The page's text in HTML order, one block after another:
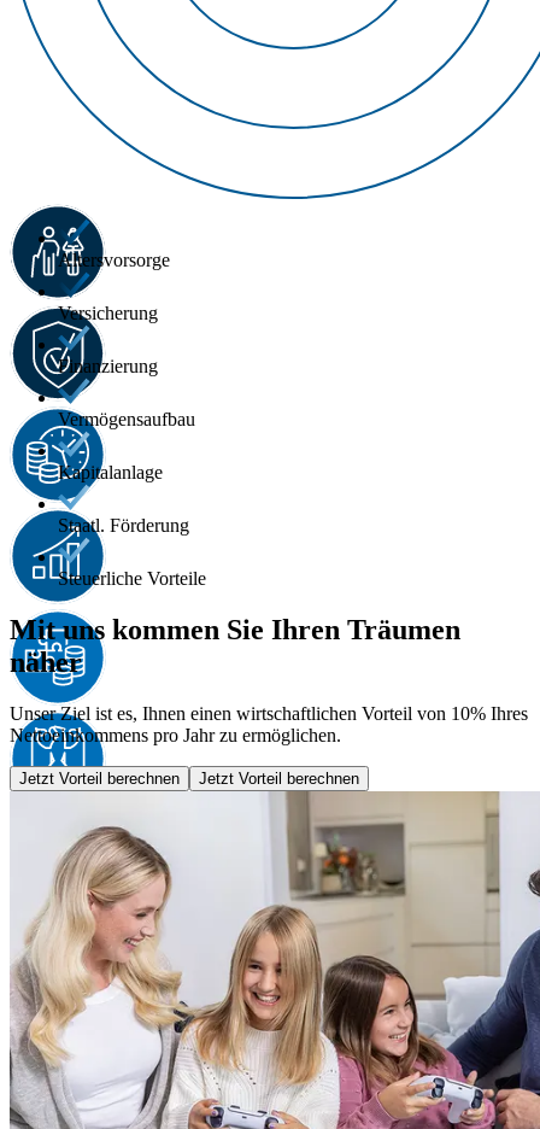
Altersvorsorge
Versicherung
Finanzierung
Vermögensaufbau
Kapitalanlage
Staatl. Förderung
Steuerliche Vorteile
Mit uns kommen Sie Ihren Träumen
näher
Unser Ziel ist es, Ihnen einen wirtschaftlichen Vorteil von 10% Ihres
Nettoeinkommens pro Jahr zu ermöglichen.
Jetzt Vorteil berechnen Jetzt Vorteil berechnen